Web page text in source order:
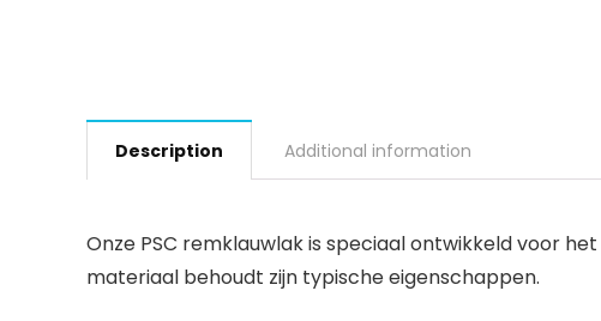
Description Additional information
Onze PSC remklauwlak is speciaal ontwikkeld voor
materiaal behoudt zijn typische eigenschappen.